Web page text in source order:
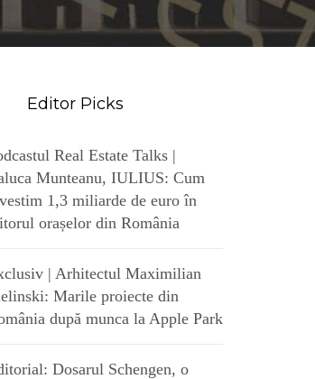
Editor Picks
Real Estate Talks |
Munteanu, IULIUS: Cum
1,3 miliarde de euro în
orașelor din România
| Arhitectul Maximilian
Marile proiecte din
după munca la Apple Park
Dosarul Schengen, o